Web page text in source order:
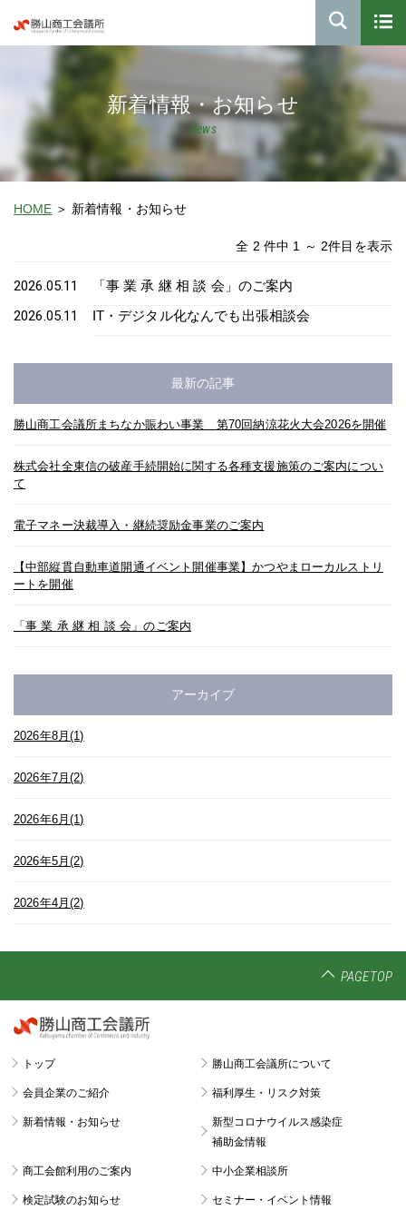
新着情報・お知らせ
News
HOME 新着情報・お知らせ
全 2 件中 1 ～ 2件目を表示
2026.05.11 「事 業 承 継 相 談 会」のご案内
2026.05.11 IT・デジタル化なんでも出張相談会
最新の記事
勝山商工会議所まちなか賑わい事業 第70回納涼花火大会2026を開催
株式会社全東信の破産手続開始に関する各種支援施策のご案内につい
て
電子マネー決裁導入・継続奨励金事業のご案内
【中部縦貫自動車道開通イベント開催事業】かつやまローカルストリ
ートを開催
「事 業 承 継 相 談 会」のご案内
アーカイブ
2026年8月(1)
2026年7月(2)
2026年6月(1)
2026年5月(2)
2026年4月(2)
PAGETOP
トップ 勝山商工会議所について
会員企業のご紹介 福利厚生・リスク対策
新着情報・お知らせ
新型コロナウイルス感染症
補助金情報
商工会館利用のご案内 中小企業相談所
検定試験のお知らせ セミナー・イベント情報